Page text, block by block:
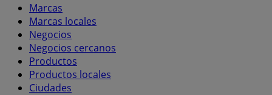
Marcas
Marcas locales
Negocios
Negocios cercanos
Productos
Productos locales
Ciudades